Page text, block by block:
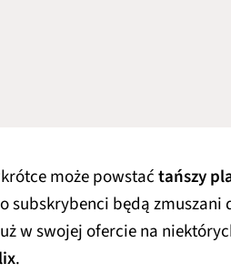
może powstaćtańszy
subskrybenci będą zmuszani
w swojej ofercie na
.